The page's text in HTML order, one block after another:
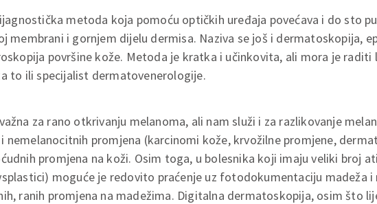
metoda koja pomoću optičkih uređaja povećava i do sto
membrani i gornjem dijelu dermisa. Naziva se još i dermatoskopija,
površine kože. Metoda je kratka i učinkovita, ali mora je raditi
to ili specijalist dermatovenerologije.
za rano otkrivanju melanoma, ali nam služi i za razlikovanje
nemelanocitnih promjena (karcinomi kože, krvožilne promjene,
promjena na koži. Osim toga, u bolesnika koji imaju veliki broj
moguće je redovito praćenje uz fotodokumentaciju madeža i
ranih promjena na madežima. Digitalna dermatoskopija, osim što